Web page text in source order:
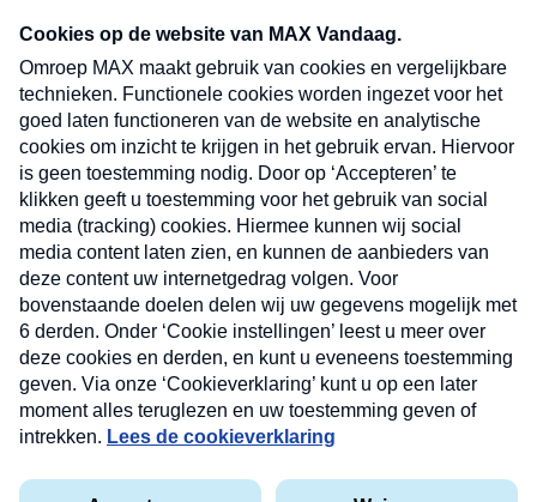
nieuwsbrief. Elke vrijdag- en dinsdagochtend in
uw mailbox.
Verzend
Privacyverklaring
Cookieverklaring
Nieuwsbrief
Neem hier een gratis abonnement op onze
nieuwsbrief. Elke vrijdag- en dinsdagochtend in uw